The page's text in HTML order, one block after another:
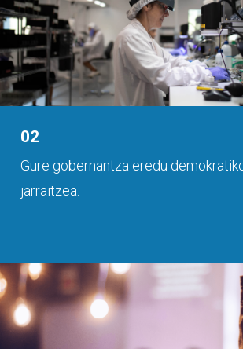
02
Gure gobernantza eredu
jarraitzea.